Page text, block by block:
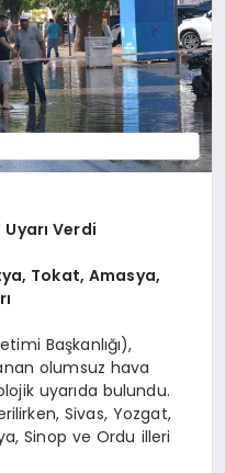
Verdi
Tokat, Amasya,
Başkanlığı),
olumsuz hava
uyarıda bulundu.
Sivas, Yozgat,
Sinop ve Ordu illeri